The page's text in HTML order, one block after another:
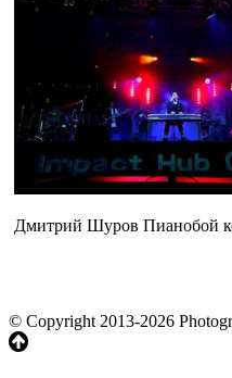
Дмитрий Шуров Пианобой
© Copyright 2013-2026